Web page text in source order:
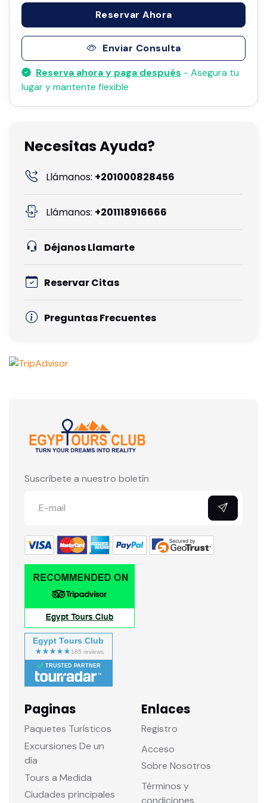
Reservar Ahora
Enviar Consulta
Reserva ahora y paga después - Asegura tu
lugar y mantente flexible
Necesitas Ayuda?
Llámanos: +201000828456
Llámanos: +201118916666
Déjanos Llamarte
Reservar Citas
Preguntas Frecuentes
Suscríbete a nuestro boletín
Egypt Tours Club
TRUSTED PARTNER
Paginas
Paquetes Turísticos
Excursiones De un
día
Tours a Medida
Ciudades principales
Enlaces
Registro
Acceso
Sobre Nosotros
Términos y
condiciones